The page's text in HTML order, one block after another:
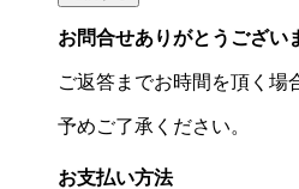
お問合せありがとうござい
ご返答までお時間を頂く場
予めご了承ください。
お支払い方法